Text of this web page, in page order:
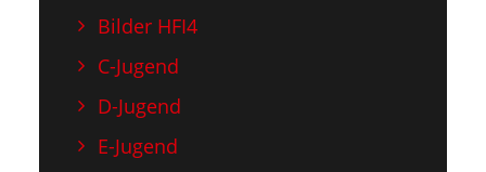
Bilder HFI4
C-Jugend
D-Jugend
E-Jugend